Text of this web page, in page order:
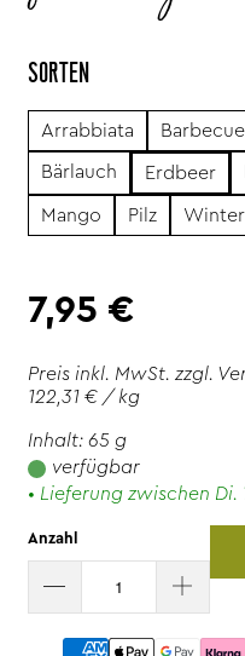
SORTEN
Arrabbiata Barbecue
Bärlauch Erdbeer
Mango Pilz Winter
7,95 €
Preis inkl. MwSt. zzgl.
122,31 € / kg
Inhalt: 65 g
verfügbar
• Lieferung zwischen Di.
Anzahl